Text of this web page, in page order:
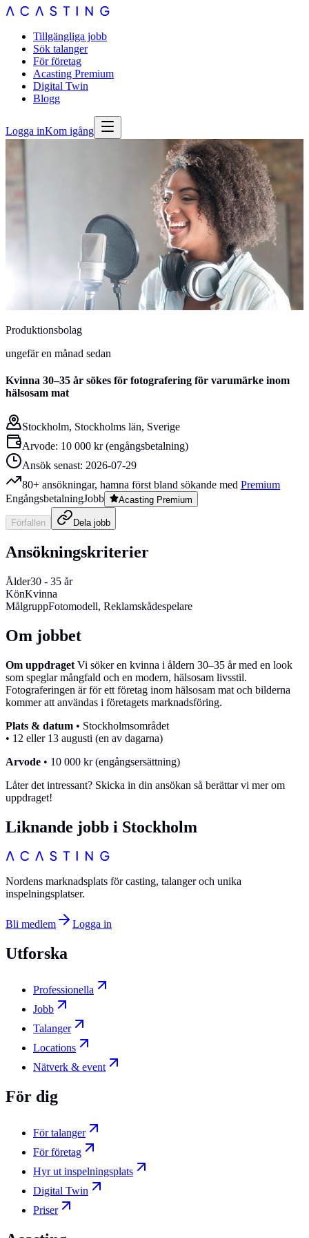
Tillgängliga jobb
Sök talanger
För företag
Acasting Premium
Digital Twin
Blogg
Logga inKom igång
Produktionsbolag
ungefär en månad sedan
Kvinna 30–35 år sökes för fotografering för varumärke inom
hälsosam mat
Stockholm, Stockholms län, Sverige
Arvode: 10 000 kr(engångsbetalning)
Ansök senast: 2026-07-29
80+ ansökningar, hamna först bland sökande med Premium
EngångsbetalningJobb Acasting Premium
Förfallen Dela jobb
Ansökningskriterier
Ålder30 - 35 år
KönKvinna
MålgruppFotomodell, Reklamskådespelare
Om jobbet
Om uppdraget Vi söker en kvinna i åldern 30–35 år med en look
som speglar mångfald och en modern, hälsosam livsstil.
Fotograferingen är för ett företag inom hälsosam mat och bilderna
kommer att användas i företagets marknadsföring.
Plats & datum • Stockholmsområdet
• 12 eller 13 augusti (en av dagarna)
Arvode • 10 000 kr (engångsersättning)
Låter det intressant? Skicka in din ansökan så berättar vi mer om
uppdraget!
Liknande jobb i Stockholm
Nordens marknadsplats för casting, talanger och unika
inspelningsplatser.
Bli medlem Logga in
Utforska
Professionella
Jobb
Talanger
Locations
Nätverk & event
För dig
För talanger
För företag
Hyr ut inspelningsplats
Digital Twin
Priser